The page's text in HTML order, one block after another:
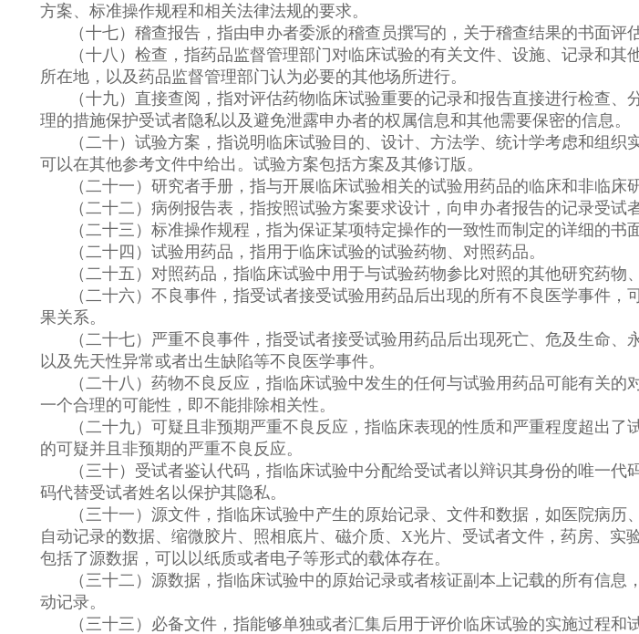
方案、标准操作规程和相关法律法规的要求。
（十七）稽查报告，指由申办者委派的稽查员撰写的，关于稽查结果的书面评
（十八）检查，指药品监督管理部门对临床试验的有关文件、设施、记录和
所在地，以及药品监督管理部门认为必要的其他场所进行。
（十九）直接查阅，指对评估药物临床试验重要的记录和报告直接进行检查
理的措施保护受试者隐私以及避免泄露申办者的权属信息和其他需要保密的信息。
（二十）试验方案，指说明临床试验目的、设计、方法学、统计学考虑和组
可以在其他参考文件中给出。试验方案包括方案及其修订版。
（二十一）研究者手册，指与开展临床试验相关的试验用药品的临床和非临床
（二十二）病例报告表，指按照试验方案要求设计，向申办者报告的记录受试
（二十三）标准操作规程，指为保证某项特定操作的一致性而制定的详细的书
（二十四）试验用药品，指用于临床试验的试验药物、对照药品。
（二十五）对照药品，指临床试验中用于与试验药物参比对照的其他研究药物
（二十六）不良事件，指受试者接受试验用药品后出现的所有不良医学事件
果关系。
（二十七）严重不良事件，指受试者接受试验用药品后出现死亡、危及生命
以及先天性异常或者出生缺陷等不良医学事件。
（二十八）药物不良反应，指临床试验中发生的任何与试验用药品可能有关
一个合理的可能性，即不能排除相关性。
（二十九）可疑且非预期严重不良反应，指临床表现的性质和严重程度超出
的可疑并且非预期的严重不良反应。
（三十）受试者鉴认代码，指临床试验中分配给受试者以辩识其身份的唯一
码代替受试者姓名以保护其隐私。
（三十一）源文件，指临床试验中产生的原始记录、文件和数据，如医院病
自动记录的数据、缩微胶片、照相底片、磁介质、X光片、受试者文件，药房、
包括了源数据，可以以纸质或者电子等形式的载体存在。
（三十二）源数据，指临床试验中的原始记录或者核证副本上记载的所有信
动记录。
（三十三）必备文件，指能够单独或者汇集后用于评价临床试验的实施过程和